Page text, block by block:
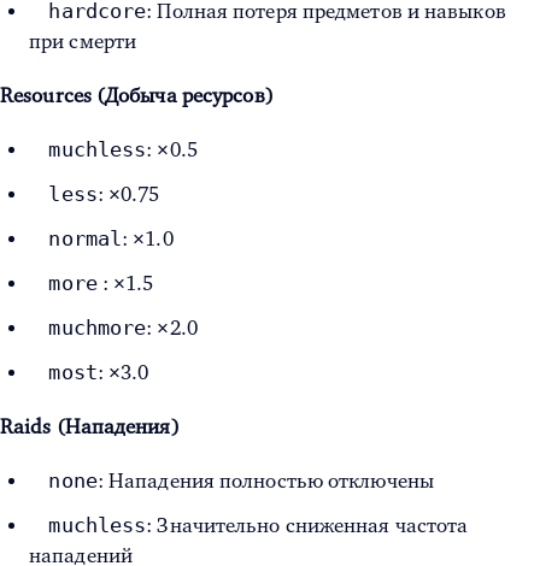
hardcore: Полная потеря предметов и навыков
при смерти
Resources (Добыча ресурсов)
muchless: ×0.5
less: ×0.75
normal: ×1.0
more: ×1.5
muchmore: ×2.0
most: ×3.0
Raids (Нападения)
none: Нападения полностью отключены
muchless: Значительно сниженная частота
нападений